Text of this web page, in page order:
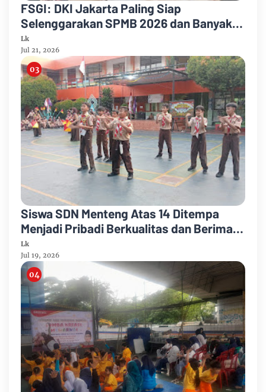
FSGI: DKI Jakarta Paling Siap
Selenggarakan SPMB 2026 dan Banyak
Inovasi Layanan yang Memudahkan
Pendaftar
Lk
Jul 21, 2026
Siswa SDN Menteng Atas 14 Ditempa
Menjadi Pribadi Berkualitas dan Beriman
Melalui Perkaju
Lk
Jul 19, 2026